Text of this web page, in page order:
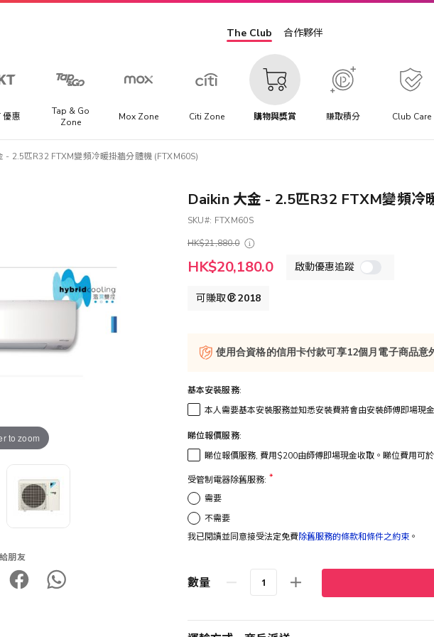
The Club 合作夥伴
優惠
Tap & Go
Zone
Mox Zone Citi Zone 購物與獎賞 賺取積分 Club Care
- 2.5匹R32 FTXM變頻冷暖掛牆分體機 (FTXM60S)
to zoom
朋友
Daikin 大金 - 2.5匹R32 FTXM變頻冷
SKU
FTXM60S
HK$21,880.0
特
殊
HK$20,180.0 啟動優惠追蹤
可賺取 2018
使用合資格的信用卡付款可享12個月電子商品意
基本安裝服務:
本人需要基本安裝服務並知悉安裝費將會由安裝師傅即場現
睇位報價服務:
睇位報價服務, 費用$200由師傅即場現金收取。睇位費用可
受管制電器除舊服務:
需要
不需要
我已閱讀並同意接受法定免費除舊服務的條款和條件之約束。
數量